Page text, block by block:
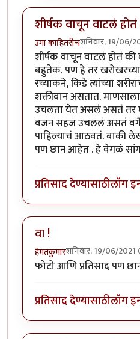
शीर्षक वाचून वाटलं
उगा काहितरीचशनिवार, 19/06/
शीर्षक वाचून वाटलं होतं
बहुतेक. पण हे तर
रच्याकने, किडे त्यांच्या
शक्तीवान असतात.
उचलता येत असलं असतं तर
वजन सहज उचललं असतं वगैरे
पाहिल्याचं आठवतं. बाकी
पण छान आहेत . हे वेगळं
प्रतिसाद देण्यासाठीलॉग
वा !
हेमंतकुमारशनिवार, 19/06/2021
फोटो आणि प्रतिसाद पण
प्रतिसाद देण्यासाठीलॉग